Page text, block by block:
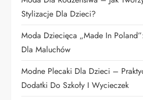
s
u
Stylizacje Dla Dzieci?
Moda Dziecięca „Made In
Dla Maluchów
Modne Plecaki Dla Dzieci –
Dodatki Do Szkoły I Wycieczek